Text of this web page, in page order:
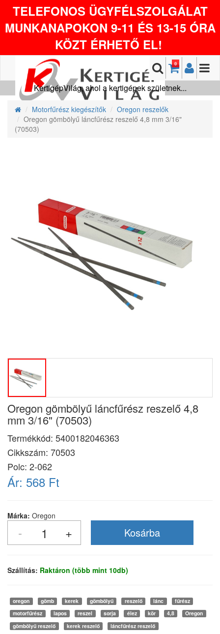
TELEFONOS ÜGYFÉLSZOLGÁLAT
MUNKANAPOKON 9-11 ÉS 13-15 ÓRA
KÖZT ÉRHETŐ EL!
0
KertigépVilág, ahol a kertigépek születnek...
Motorfűrész kiegészítők
Oregon reszelők
Oregon gömbölyű láncfűrész reszelő 4,8 mm 3/16"
(70503)
Oregon gömbölyű láncfűrész reszelő 4,8
mm 3/16" (70503)
Termékkód: 5400182046363
Cikkszám: 70503
Polc: 2-062
Ár: 568 Ft
Márka: Oregon
Szállítás: Raktáron (több mint 10db)
oregon gömb kerek gömbölyű reszelő lánc
fűrész
motorfűrész
lapos reszel sorja élez kör 4,8
Oregon
gömbölyű reszelő
kerek reszelő
láncfűrész reszelő